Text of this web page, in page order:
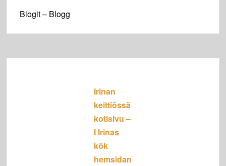
Blogit – Blogg
Irinan
keittiössä
kotisivu –
I Irinas
kök
hemsidan